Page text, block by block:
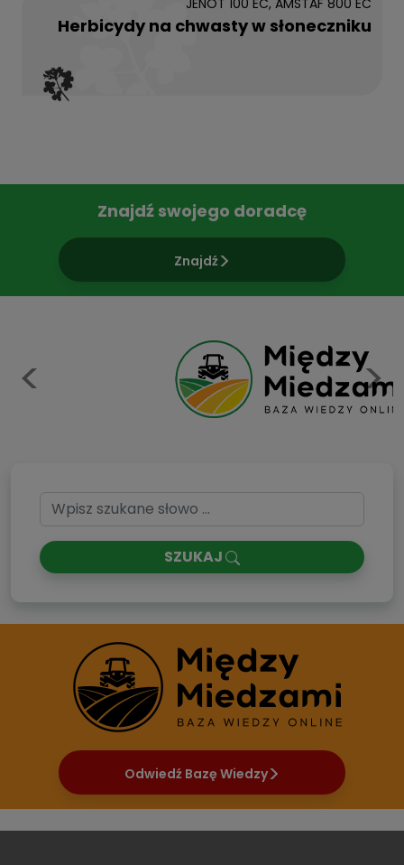
JENOT 100 EC, AMSTAF 800 EC
Herbicydy na chwasty w słoneczniku
Znajdź swojego doradcę
Znajdź
Previous
SZUKAJ
Odwiedź Bazę Wiedzy